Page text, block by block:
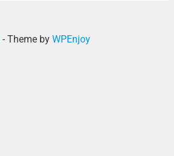
- Theme by WPEnjoy